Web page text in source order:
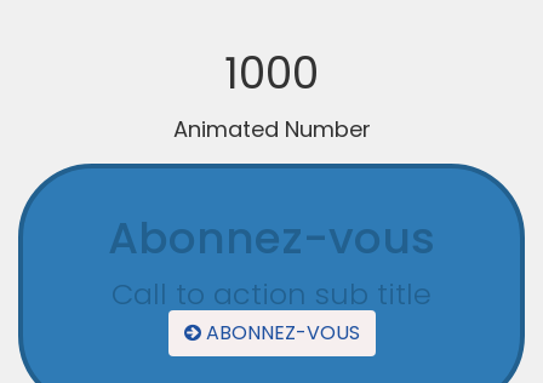
1000
Animated Number
Abonnez-vous
Call to action sub title
ABONNEZ-VOUS